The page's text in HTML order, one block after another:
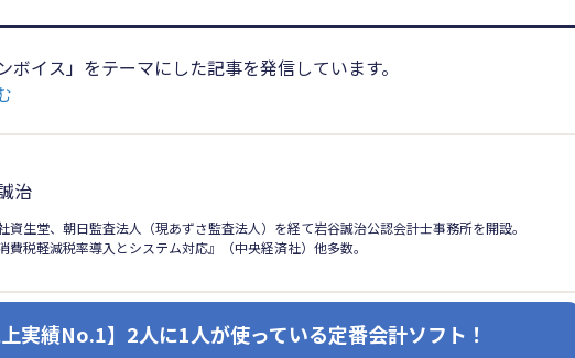
イス」をテーマにした記事を発信しています。
治
資生堂、朝日監査法人（現あずさ監査法人）を経て岩谷誠治公認会計士事務所を開設。
費税軽減税率導入とシステム対応』（中央経済社）他多数。
上実績No.1】2人に1人が使っている定番会計ソフト！